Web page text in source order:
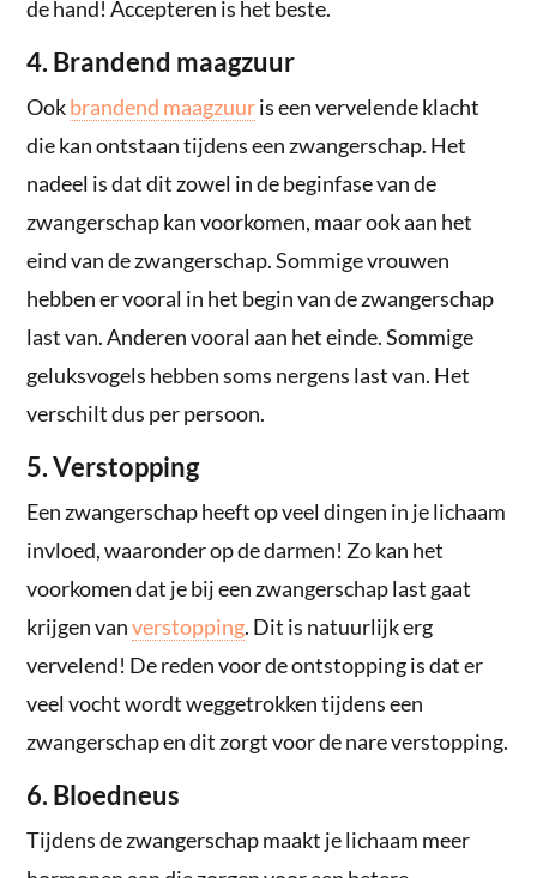
de hand! Accepteren is het beste.
4. Brandend maagzuur
Ookbrandend maagzuuris een vervelende klacht
die kan ontstaan tijdens een zwangerschap. Het
nadeel is dat dit zowel in de beginfase van de
zwangerschap kan voorkomen, maar ook aan het
eind van de zwangerschap. Sommige vrouwen
hebben er vooral in het begin van de zwangerschap
last van. Anderen vooral aan het einde. Sommige
geluksvogels hebben soms nergens last van. Het
verschilt dus per persoon.
5. Verstopping
Een zwangerschap heeft op veel dingen in je lichaam
invloed, waaronder op de darmen! Zo kan het
voorkomen dat je bij een zwangerschap last gaat
krijgen vanverstopping. Dit is natuurlijk erg
vervelend! De reden voor de ontstopping is dat er
veel vocht wordt weggetrokken tijdens een
zwangerschap en dit zorgt voor de nare verstopping.
6. Bloedneus
Tijdens de zwangerschap maakt je lichaam meer